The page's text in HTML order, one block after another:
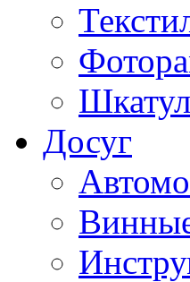
Досуг